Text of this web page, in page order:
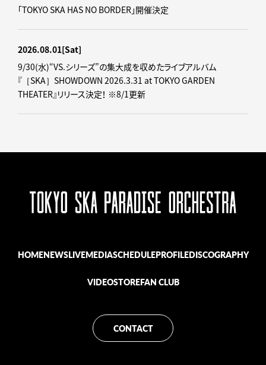
「TOKYO SKA HAS NO BORDER」開催決定
2026.08.01[Sat]
9/30(水)“VS.シリーズ”の集大成を収めたライブアルバム
『［SKA］SHOWDOWN 2026.3.31 at TOKYO GARDEN
THEATER』リリース決定！ ※8/1更新
HOMENEWSLIVEMEDIASCHEDULEPROFILEDISCOGRAPHY
VIDEOSTOREFAN CLUB
CONTACT